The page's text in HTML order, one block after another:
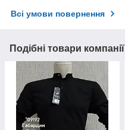
Всі умови повернення
Подібні товари компанії